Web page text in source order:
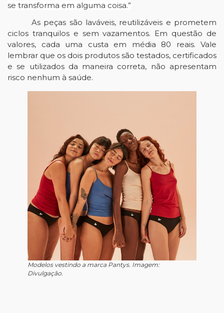
se transforma em alguma coisa.”
As peças são laváveis, reutilizáveis e prometem
ciclos tranquilos e sem vazamentos. Em questão de
valores, cada uma custa em média 80 reais. Vale
lembrar que os dois produtos são testados, certificados
e se utilizados da maneira correta, não apresentam
risco nenhum à saúde.
Modelos vestindo a marca Pantys. Imagem:
Divulgação.